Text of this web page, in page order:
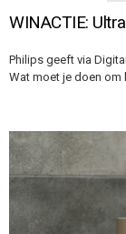
WINACTIE:
Philips geeft via
Wat moet je doen om